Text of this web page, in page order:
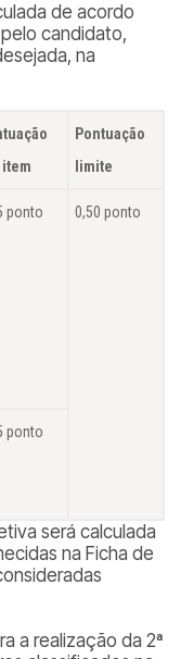
de acordo
candidato,
na
item
Pontuação
limite
ponto 0,50 ponto
ponto
será calculada
na Ficha de
a realização da 2ª